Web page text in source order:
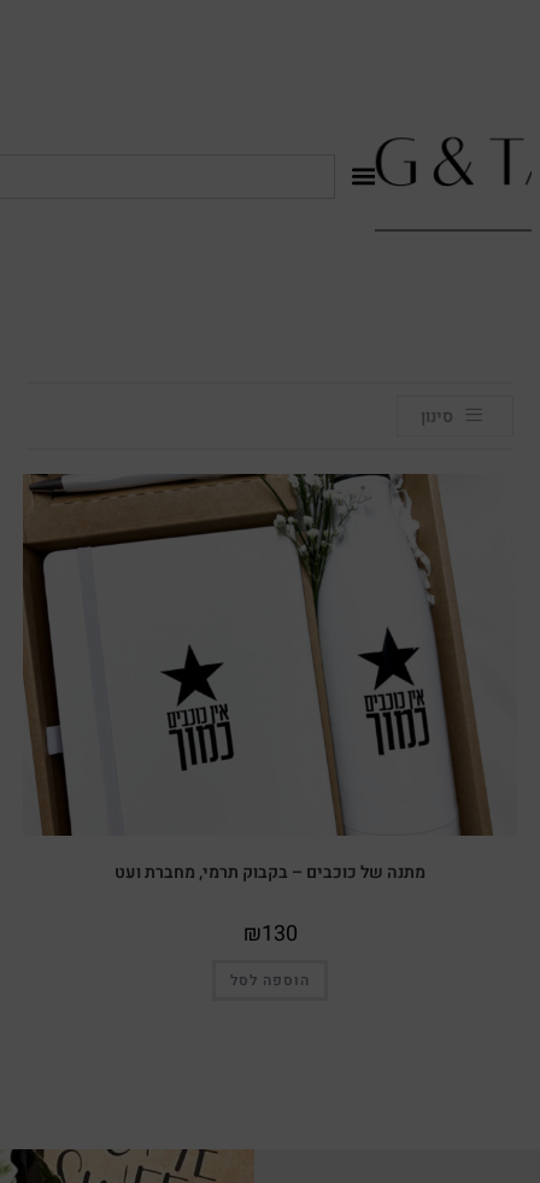
סינון
מתנה של כוכבים – בקבוק תרמי, מחברת ועט
₪130
הוספה לסל